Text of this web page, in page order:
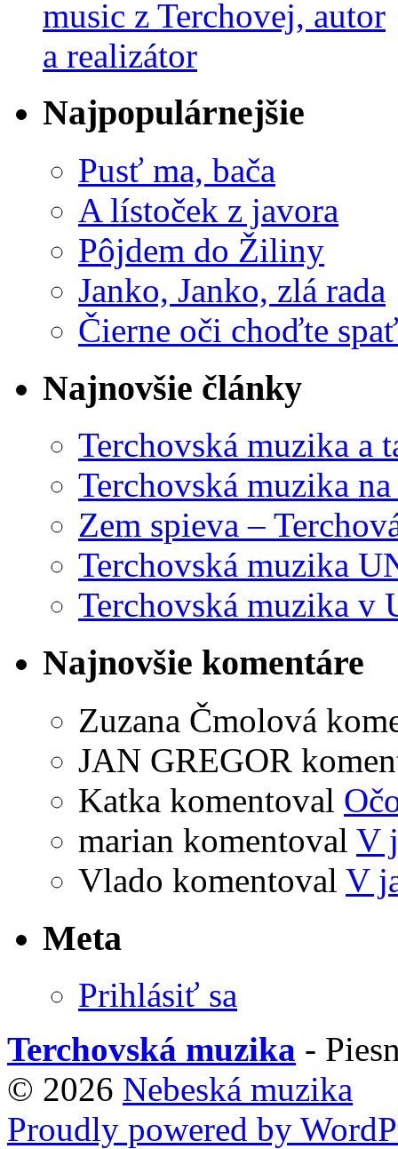
Najpopulárnejšie
Pusť ma, bača
A lístoček z javora
Pôjdem do Žiliny
Janko, Janko, zlá rada
Čierne oči choďte spať
Najnovšie články
Terchovská muzika a
Terchovská muzika
Zem spieva –
Terchovská muzika
Terchovská muzika v
Najnovšie komentáre
Zuzana Čmolová
JAN GREGOR
Katka komentoval
marian komentoval V
Vlado komentoval V
Meta
Prihlásiť sa
Terchovská muzika -
© 2026 Nebeská muzika
Proudly powered by